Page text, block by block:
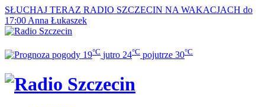
SŁUCHAJ TERAZ RADIO SZCZECIN NA WAKACJACH do
17:00 Anna Łukaszek
19°C jutro 24°C pojutrze 30°C